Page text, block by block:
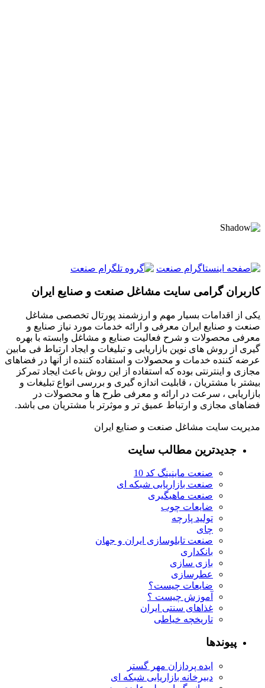
کاربران گرامی سایت مشاغل صنعت و صنایع ایران
یکی از اقدامات بسیار مهم و ارزشمند پورتال تخصصی مشاغل
صنعت و صنایع ایران معرفی و ارائه خدمات مورد نیاز صنایع و
معرفی محصولات و شرح فعالیت صنایع و مشاغل وابسته با بهره
گیری از روش های نوین بازاریابی و تبلیغات و ایجاد ارتباط فی مابین
عرضه کننده خدمات و محصولات و استفاده کننده از آنها در فضاهای
مجازی و اینترنتی بوده که استفاده از این روش باعث ایجاد تمرکز
بیشتر با مشتریان ، قابلیت اندازه گیری و بررسی انواع تبلیغات و
بازاریابی ، سرعت در ارائه و معرفی طرح ها و محصولات در
فضاهای مجازی و ارتباط عمیق تر و موثرتر با مشتریان می باشد.
مدیریت سایت مشاغل صنعت و صنایع ایران
جدیدترین مطالب سایت
صنعت ماینینگ کد 10
صنعت بازاریابی شبکه ای
صنعت ماهیگیری
ضایعات چوب
تولید پارچه
چای
صنعت تابلوسازی ایران و جهان
بانکداری
بازی سازی
عطرسازی
ضایعات چیست؟
آموزش چیست ؟
غذاهای سنتی ایران
تاریخچه خیاطی
پیوندها
ایده پردازان مهر گستر
دبیرخانه بازاریابی شبکه ای